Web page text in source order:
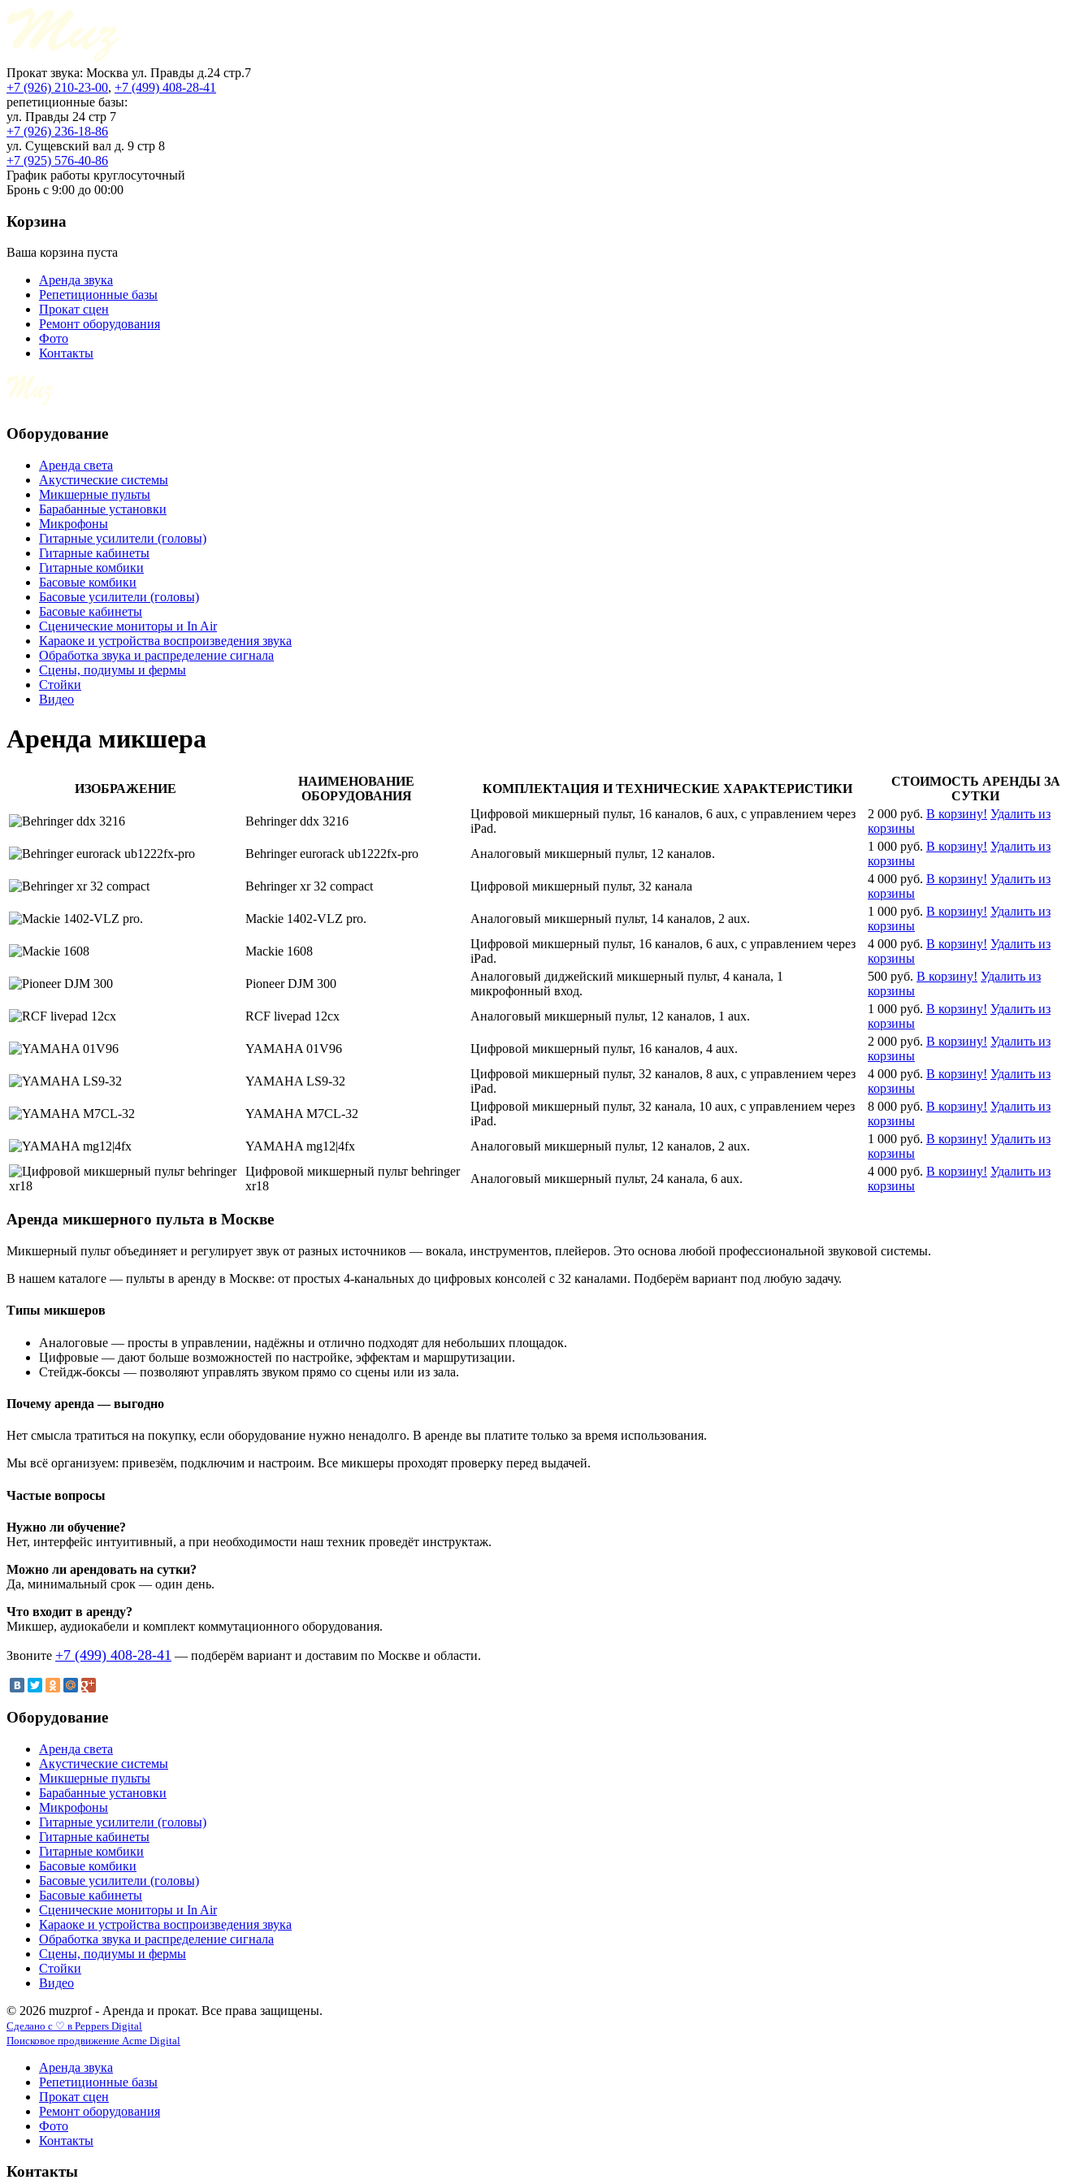
Прокат звука: Москва ул. Правды д.24 стр.7
+7 (926) 210-23-00, +7 (499) 408-28-41
репетиционные базы:
ул. Правды 24 стр 7
+7 (926) 236-18-86
ул. Сущевский вал д. 9 стр 8
+7 (925) 576-40-86
График работы круглосуточный
Бронь с 9:00 до 00:00
Корзина
Ваша корзина пуста
Аренда звука
Репетиционные базы
Прокат сцен
Ремонт оборудования
Фото
Контакты
Оборудование
Аренда света
Акустические системы
Микшерные пульты
Барабанные установки
Микрофоны
Гитарные усилители (головы)
Гитарные кабинеты
Гитарные комбики
Басовые комбики
Басовые усилители (головы)
Басовые кабинеты
Сценические мониторы и In Air
Караоке и устройства воспроизведения звука
Обработка звука и распределение сигнала
Сцены, подиумы и фермы
Стойки
Видео
Аренда микшера
ИЗОБРАЖЕНИЕ
НАИМЕНОВАНИЕ
ОБОРУДОВАНИЯ
КОМПЛЕКТАЦИЯ И ТЕХНИЧЕСКИЕ ХАРАКТЕРИСТИКИ
СТОИМОСТЬ АРЕНДЫ ЗА
СУТКИ
Behringer ddx 3216
Цифровой микшерный пульт, 16 каналов, 6 aux, с управлением через
iPad.
2 000 руб. В корзину! Удалить из
корзины
Behringer eurorack ub1222fx-pro
Аналоговый микшерный пульт, 12 каналов.
1 000 руб. В корзину! Удалить из
корзины
Behringer xr 32 compact
Цифровой микшерный пульт, 32 канала
4 000 руб. В корзину! Удалить из
корзины
Mackie 1402-VLZ pro.
Аналоговый микшерный пульт, 14 каналов, 2 aux.
1 000 руб. В корзину! Удалить из
корзины
Mackie 1608
Цифровой микшерный пульт, 16 каналов, 6 aux, с управлением через
iPad.
4 000 руб. В корзину! Удалить из
корзины
Pioneer DJM 300
Аналоговый диджейский микшерный пульт, 4 канала, 1
микрофонный вход.
500 руб. В корзину! Удалить из
корзины
RCF livepad 12cx
Аналоговый микшерный пульт, 12 каналов, 1 aux.
1 000 руб. В корзину! Удалить из
корзины
YAMAHA 01V96
Цифровой микшерный пульт, 16 каналов, 4 aux.
2 000 руб. В корзину! Удалить из
корзины
YAMAHA LS9-32
Цифровой микшерный пульт, 32 каналов, 8 aux, с управлением через
iPad.
4 000 руб. В корзину! Удалить из
корзины
YAMAHA M7CL-32
Цифровой микшерный пульт, 32 канала, 10 aux, с управлением через
iPad.
8 000 руб. В корзину! Удалить из
корзины
YAMAHA mg12|4fx
Аналоговый микшерный пульт, 12 каналов, 2 aux.
1 000 руб. В корзину! Удалить из
корзины
Цифровой микшерный пульт behringer
xr18
Аналоговый микшерный пульт, 24 канала, 6 aux.
4 000 руб. В корзину! Удалить из
корзины
Аренда микшерного пульта в Москве
Микшерный пульт объединяет и регулирует звук от разных источников — вокала, инструментов, плейеров. Это основа любой профессиональной звуковой системы.
В нашем каталоге — пульты в аренду в Москве: от простых 4-канальных до цифровых консолей с 32 каналами. Подберём вариант под любую задачу.
Типы микшеров
Аналоговые — просты в управлении, надёжны и отлично подходят для небольших площадок.
Цифровые — дают больше возможностей по настройке, эффектам и маршрутизации.
Стейдж-боксы — позволяют управлять звуком прямо со сцены или из зала.
Почему аренда — выгодно
Нет смысла тратиться на покупку, если оборудование нужно ненадолго. В аренде вы платите только за время использования.
Мы всё организуем: привезём, подключим и настроим. Все микшеры проходят проверку перед выдачей.
Частые вопросы
Нужно ли обучение?
Нет, интерфейс интуитивный, а при необходимости наш техник проведёт инструктаж.
Можно ли арендовать на сутки?
Да, минимальный срок — один день.
Что входит в аренду?
Микшер, аудиокабели и комплект коммутационного оборудования.
Звоните +7 (499) 408-28-41 — подберём вариант и доставим по Москве и области.
Оборудование
Аренда света
Акустические системы
Микшерные пульты
Барабанные установки
Микрофоны
Гитарные усилители (головы)
Гитарные кабинеты
Гитарные комбики
Басовые комбики
Басовые усилители (головы)
Басовые кабинеты
Сценические мониторы и In Air
Караоке и устройства воспроизведения звука
Обработка звука и распределение сигнала
Сцены, подиумы и фермы
Стойки
Видео
© 2026 muzprof - Аренда и прокат. Все права защищены.
Сделано с ♡ в Peppers Digital
Поисковое продвижение Acme Digital
Аренда звука
Репетиционные базы
Прокат сцен
Ремонт оборудования
Фото
Контакты
Контакты